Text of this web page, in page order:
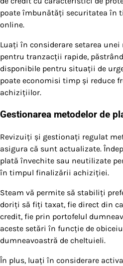
poate îmbunătăți securitatea în
online.
Luați în considerare setarea
pentru tranzacții rapide,
disponibile pentru situații de
poate economisi timp și reduce
achizițiilor.
Gestionarea metodelor de
Revizuiți și gestionați regulat
asigura că sunt actualizate.
plată învechite sau neutilizate
în timpul finalizării achiziției.
Steam vă permite să stabiliți
doriți să fiți taxat, fie direct din
credit, fie prin portofelul
aceste setări în funcție de
dumneavoastră de cheltuieli.
În plus, luați în considerare